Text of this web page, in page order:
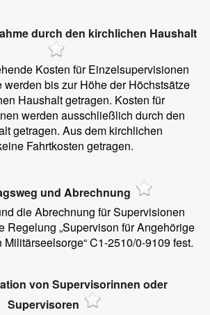
durch den kirchlichen Haushalt
Kosten für Einzelsupervisionen
bis zur Höhe der Höchstsätze
Haushalt getragen. Kosten für
werden ausschließlich durch den
getragen. Aus dem kirchlichen
Fahrtkosten getragen.
und Abrechnung
die Abrechnung für Supervisionen
Regelung „Supervison für Angehörige
C1-2510/0-9109 fest.
von Supervisorinnen oder
Supervisoren